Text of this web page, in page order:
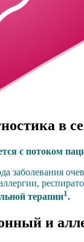
в
с потоком
заболевания
терапии1.
и